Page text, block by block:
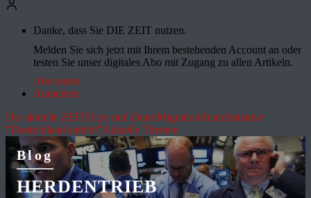
Danke, dass Sie DIE ZEIT nutzen.
Melden Sie sich jetzt mit Ihrem bestehenden Account an oder
testen Sie unser digitales Abo mit Zugang zu allen Artikeln.
Abo testen
Anmelden
Die aktuelle ZEITHitze und DürreMigrationRenteInitiative
"Deutschland spricht"Aktuelle Themen
Blog
HERDENTRIEB